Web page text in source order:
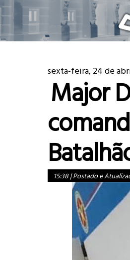
sexta-feira, 24 de
Major
15:38|Postado e